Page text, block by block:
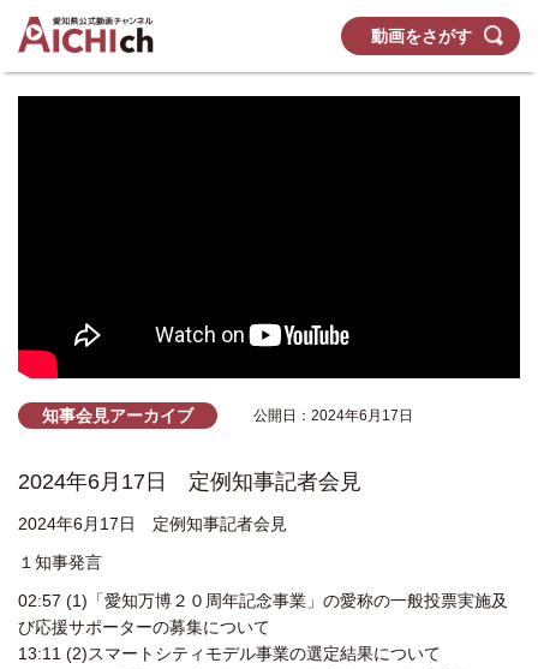
動画をさがす
知事会見アーカイブ 公開日：2024年6月17日
2024年6月17日 定例知事記者会見
2024年6月17日 定例知事記者会見
１知事発言
02:57 (1)「愛知万博２０周年記念事業」の愛称の一般投票実施及
び応援サポーターの募集について
13:11 (2)スマートシティモデル事業の選定結果について